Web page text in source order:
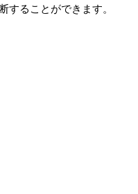
することができます。